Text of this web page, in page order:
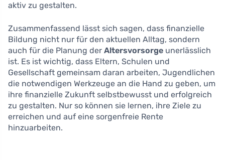
aktiv zu gestalten.
Zusammenfassend lässt sich sagen, dass finanzielle
Bildung nicht nur für den aktuellen Alltag, sondern
auch für die Planung der Altersvorsorge unerlässlich
ist. Es ist wichtig, dass Eltern, Schulen und
Gesellschaft gemeinsam daran arbeiten, Jugendlichen
die notwendigen Werkzeuge an die Hand zu geben, um
ihre finanzielle Zukunft selbstbewusst und erfolgreich
zu gestalten. Nur so können sie lernen, ihre Ziele zu
erreichen und auf eine sorgenfreie Rente
hinzuarbeiten.